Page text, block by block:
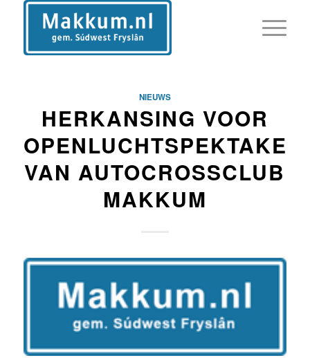
NIEUWS
HERKANSING VOOR
OPENLUCHTSPEKTAKEL
VAN AUTOCROSSCLUB
MAKKUM